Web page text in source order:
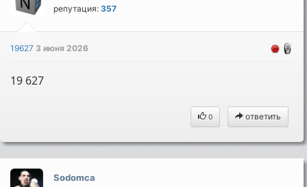
репутация:357
19627 3 июня 2026
19 627
0 ответить
Sodomca